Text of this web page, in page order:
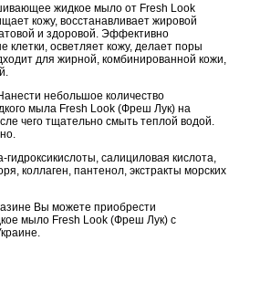
жидкое мыло от Fresh Look
кожу, восстанавливает жировой
и здоровой. Эффективно
осветляет кожу, делает поры
для жирной, комбинированной кожи,
небольшое количество
мыла Fresh Look (Фреш Лук) на
чего тщательно смыть теплой водой.
гидроксикислоты, салициловая кислота,
коллаген, пантенол, экстракты морских
Вы можете приобрести
мыло Fresh Look (Фреш Лук) с